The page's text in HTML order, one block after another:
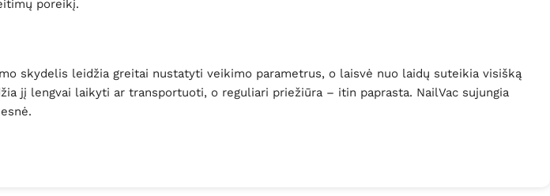
poreikį.
skydelis leidžia greitai nustatyti veikimo parametrus, o laisvė nuo laidų suteikia visišką
jį lengvai laikyti ar transportuoti, o reguliari priežiūra – itin paprasta. NailVac sujungia